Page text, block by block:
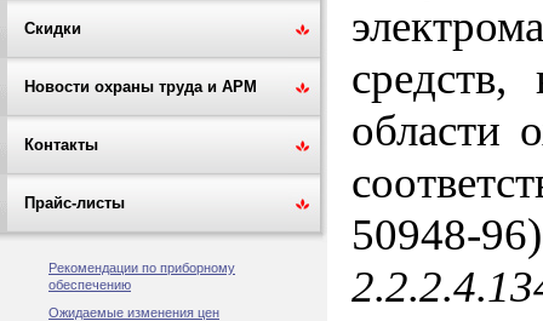
Скидки
Новости охраны труда и АРМ
Контакты
Прайс-листы
Рекомендации по приборному
обеспечению
Ожидаемые изменения цен
области
50948-